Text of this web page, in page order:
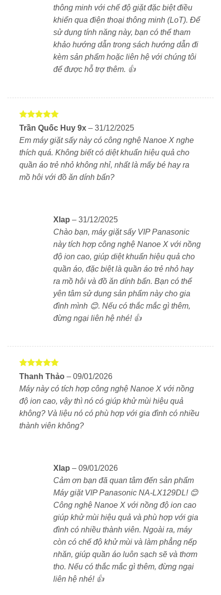
Màu sắc:Trắng ngọc trai (Pearl White) – tạo cảm
giác sạch sẽ, cao cấp, dễ phối với nội thất hiện đại
Chất liệu vỏ ngoài:Kim loại phủ sơn tĩnh điện
bóng mờ, bền và chống trầy xước tốt
Thiết kế nghiêng 7°giúp dễ lấy đồ và cải thiện
hiệu suất giặt nhờ chuyển động xoay đảo đều hơn
Cửa lồng viền kim loạichắc chắn, chống trào
nước
Đường kính lồng lớn, phù hợp với chăn ga, đồ
dày khối lượng lớn
Được trang bị công nghệ Nanoe X với nồng độ ion
cao (48 nghìn tỷ), máy giặt NA-LX129DL có khả năng
loại bỏ vi khuẩn, nấm mốc và mùi hôi hiệu quả, đồng
thời ngăn chặn sự phát triển của chúng
Màn hình điều khiển cảm ứng
Kết nối ứng dụng thông minh
Người dùng có thể tải thêm các chương trình giặt đặc
biệt từ ứng dụng Panasonic Smart App, bao gồm chế
độ giặt nhanh 2kg, phù hợp với nhu cầu giặt ít và
Hệ thống tự động đo lường bột giặt, nước
xả và tẩy rửa
Máy trang bị“Triple Automatic Dispenser
thông minh với chế độ giặt đặc biệt điều
khiển qua điện thoại thông minh (LoT). Để
sử dụng tính năng này, bạn có thể tham
khảo hướng dẫn trong sách hướng dẫn đi
kèm sản phẩm hoặc liên hệ với chúng tôi
để được hỗ trợ thêm. 👍
Được xếp
55
sao
Trần Quốc Huy 9x – 31/12/2025
Em máy giặt sấy này có công nghệ Nanoe X nghe
thích quá. Không biết có diệt khuẩn hiệu quả cho
quần áo trẻ nhỏ không nhỉ, nhất là mấy bé hay ra
mồ hôi với đồ ăn dính bẩn?
Xlap – 31/12/2025
Chào bạn, máy giặt sấy VIP Panasonic
này tích hợp công nghệ Nanoe X với nồng
độ ion cao, giúp diệt khuẩn hiệu quả cho
quần áo, đặc biệt là quần áo trẻ nhỏ hay
ra mồ hôi và đồ ăn dính bẩn. Bạn có thể
yên tâm sử dụng sản phẩm này cho gia
đình mình 😊. Nếu có thắc mắc gì thêm,
đừng ngại liên hệ nhé! 👍
Được xếp
sao
Thanh Thảo – 09/01/2026
Máy này có tích hợp công nghệ Nanoe X với nồng
độ ion cao, vậy thì nó có giúp khử mùi hiệu quả
không? Và liệu nó có phù hợp với gia đình có nhiều
thành viên không?
Xlap – 09/01/2026
Cảm ơn bạn đã quan tâm đến sản phẩm
Máy giặt VIP Panasonic NA-LX129DL! 😊
Công nghệ Nanoe X với nồng độ ion cao
giúp khử mùi hiệu quả và phù hợp với gia
đình có nhiều thành viên. Ngoài ra, máy
còn có chế độ khử mùi và làm phẳng nếp
nhăn, giúp quần áo luôn sạch sẽ và thơm
tho. Nếu có thắc mắc gì thêm, đừng ngại
liên hệ nhé! 👍